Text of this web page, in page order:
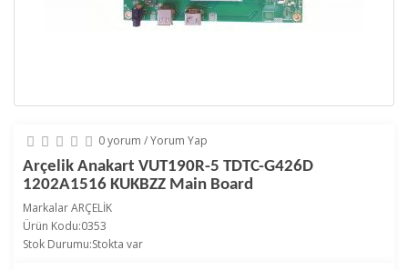
0 yorum /Yorum Yap
Arçelik Anakart VUT190R-5 TDTC-G426D
1202A1516 KUKBZZ Main Board
MarkalarARÇELİK
Ürün Kodu:0353
Stok Durumu:Stokta var